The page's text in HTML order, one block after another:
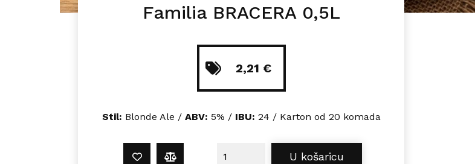
Familia BRACERA 0,5L
2,21 €
Stil: Blonde Ale / ABV: 5% / IBU: 24 / Karton od 20 komada
Familia BRACERA 0,5L količina
U košaricu